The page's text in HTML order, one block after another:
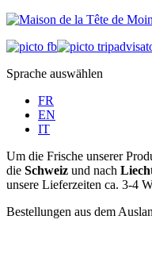
Sprache auswählen
FR
EN
IT
Um die Frische unserer
die Schweiz und nach
unsere Lieferzeiten ca. 3-4
Bestellungen aus dem